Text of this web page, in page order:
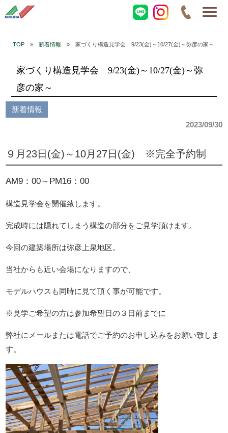
TOP» 新着情報 » 家づくり構造見学会 9/23(金)～10/27(金)～弥彦の家～
家づくり構造見学会 9/23(金)～10/27(金)～弥
彦の家～
新着情報
2023/09/30
９月23日(金)～10月27日(金) ※完全予約制
AM9：00～PM16：00
構造見学会を開催致します。
完成時には隠れてしまう構造の部分をご見学頂けます。
今回の建築場所は弥彦上泉地区。
当社からも近い会場になりますので、
モデルハウスも同時に見て頂く事が可能です。
※見学ご希望の方は参加希望日の３日前までに
弊社にメールまたは電話でご予約のお申し込みをお願い致しま
す。